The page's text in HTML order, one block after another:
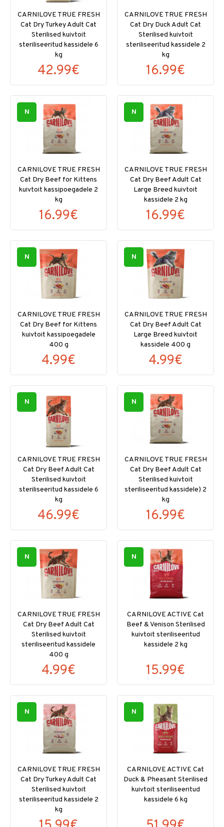
CARNILOVE TRUE FRESH
Cat Dry Turkey Adult Cat
Sterilised kuivtoit
steriliseeritud kassidele 6
kg
42.99€
CARNILOVE TRUE FRESH
Cat Dry Duck Adult Cat
Sterilised kuivtoit
steriliseeritud kassidele 2
kg
16.99€
N
CARNILOVE TRUE FRESH
Cat Dry Beef for Kittens
kuivtoit kassipoegadele 2
kg
16.99€
N
CARNILOVE TRUE FRESH
Cat Dry Beef Adult Cat
Large Breed kuivtoit
kassidele 2 kg
16.99€
N
CARNILOVE TRUE FRESH
Cat Dry Beef for Kittens
kuivtoit kassipoegadele
400 g
4.99€
N
CARNILOVE TRUE FRESH
Cat Dry Beef Adult Cat
Large Breed kuivtoit
kassidele 400 g
4.99€
N
CARNILOVE TRUE FRESH
Cat Dry Beef Adult Cat
Sterilised kuivtoit
steriliseeritud kassidele 6
kg
46.99€
N
CARNILOVE TRUE FRESH
Cat Dry Beef Adult Cat
Sterilised kuivtoit
steriliseeritud kassidele) 2
kg
16.99€
N
CARNILOVE TRUE FRESH
Cat Dry Beef Adult Cat
Sterilised kuivtoit
steriliseeritud kassidele
400 g
4.99€
N
CARNILOVE ACTIVE Cat
Beef & Venison Sterilised
kuivtoit steriliseeritud
kassidele 2 kg
15.99€
N
CARNILOVE TRUE FRESH
Cat Dry Turkey Adult Cat
Sterilised kuivtoit
steriliseeritud kassidele 2
kg
N
CARNILOVE ACTIVE Cat
Duck & Pheasant Sterilised
kuivtoit steriliseeritud
kassidele 6 kg